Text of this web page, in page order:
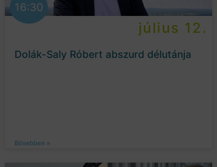
16:30
július 12.
Dolák-Saly Róbert abszurd délutánja
Bővebben »